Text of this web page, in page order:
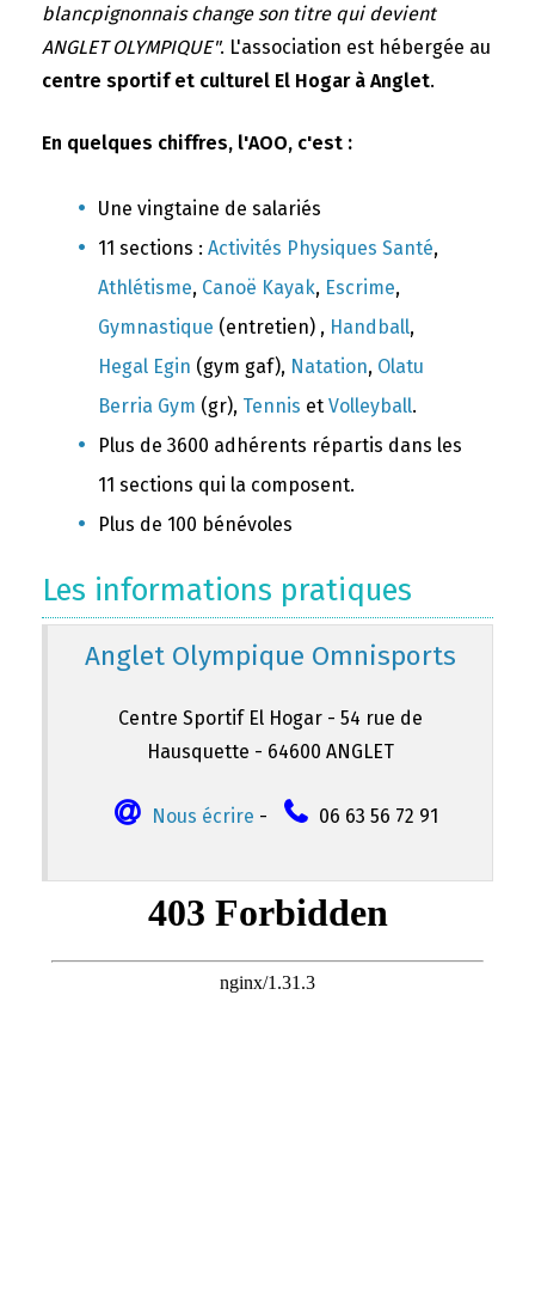
blancpignonnais change son titre qui devient
ANGLET OLYMPIQUE". L'association est hébergée au
centre sportif et culturel El Hogar à Anglet.
En quelques chiffres, l'AOO, c'est :
Une vingtaine de salariés
11 sections : Activités Physiques Santé,
Athlétisme, Canoë Kayak, Escrime,
Gymnastique (entretien) , Handball,
Hegal Egin (gym gaf), Natation, Olatu
Berria Gym (gr), Tennis et Volleyball.
Plus de 3600 adhérents répartis dans les
11 sections qui la composent.
Plus de 100 bénévoles
Les informations pratiques
Anglet Olympique Omnisports
Centre Sportif El Hogar - 54 rue de
Hausquette - 64600 ANGLET
Nous écrire - 06 63 56 72 91